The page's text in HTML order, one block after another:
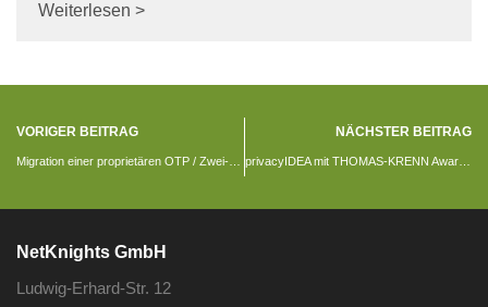
Weiterlesen >
VORIGER BEITRAG NÄCHSTER BEITRAG
privacyIDEA mit THOMAS-KRENN Award ausgezeichnet
NetKnights GmbH
Ludwig-Erhard-Str. 12